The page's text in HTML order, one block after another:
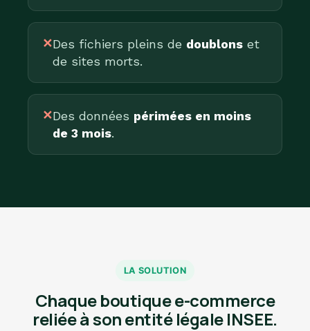
✕Des fichiers pleins de doublons et
de sites morts.
✕Des données périmées en moins
de 3 mois.
LA SOLUTION
Chaque boutique e-commerce
reliée à son entité légale INSEE.